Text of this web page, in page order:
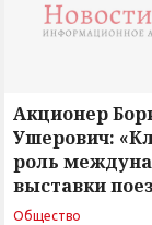
Акционер
Ушерович:
роль
выставки
поиск ответов
Общество